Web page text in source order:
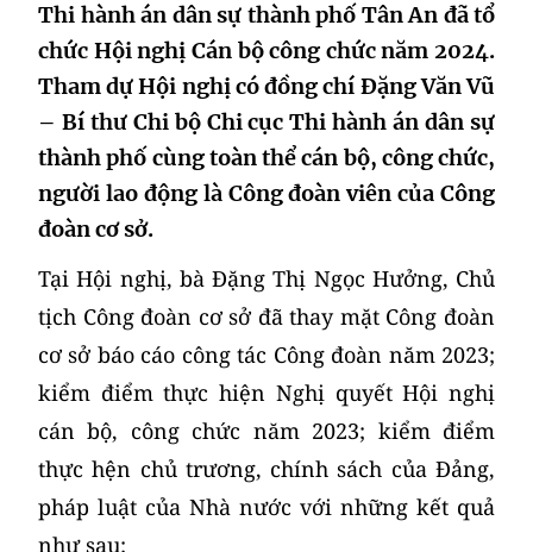
Thi hành án dân sự thành phố Tân An đã tổ
chức Hội nghị Cán bộ công chức năm 2024.
Tham dự Hội nghị có đồng chí Đặng Văn Vũ
– Bí thư Chi bộ Chi cục Thi hành án dân sự
thành phố cùng toàn thể cán bộ, công chức,
người lao động là Công đoàn viên của Công
đoàn cơ sở.
Tại Hội nghị, bà Đặng Thị Ngọc Hưởng, Chủ
tịch Công đoàn cơ sở đã thay mặt Công đoàn
cơ sở báo cáo công tác Công đoàn năm 2023;
kiểm điểm thực hiện Nghị quyết Hội nghị
cán bộ, công chức năm 2023; kiểm điểm
thực hện chủ trương, chính sách của Đảng,
pháp luật của Nhà nước với những kết quả
như sau: